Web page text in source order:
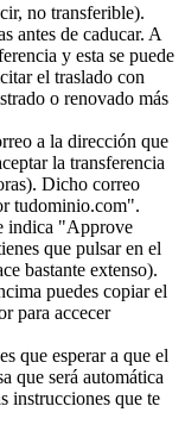
no transferible).
antes de caducar. A
y esta se puede
el traslado con
o renovado más
a la dirección que
la transferencia
Dicho correo
tudominio.com".
indica "Approve
que pulsar en el
bastante extenso).
puedes copiar el
para accecer
que esperar a que el
que será automática
instrucciones que te